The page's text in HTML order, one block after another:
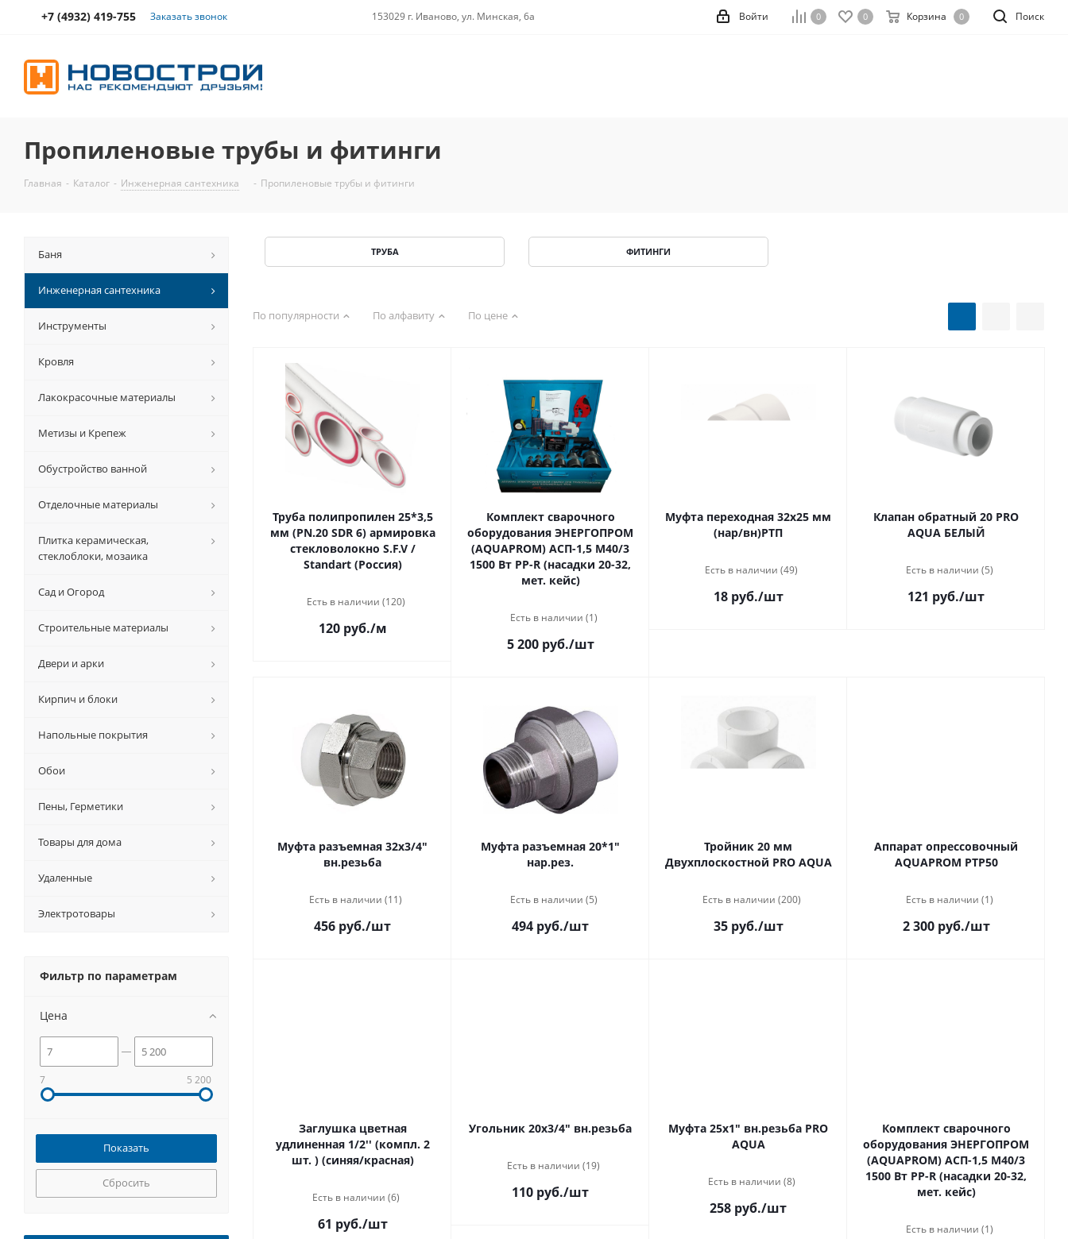
+7 (4932) 419-755 Заказать звонок 153029 г. Иваново, ул. Минская, 6а Поиск
0 0 Корзина 0
Войти
Пропиленовые трубы и фитинги
Главная - Каталог - Инженерная сантехника - Пропиленовые трубы и фитинги
ТРУБА ФИТИНГИ
По популярности По алфавиту По цене
Труба полипропилен 25*3,5
мм (PN.20 SDR 6) армировка
стекловолокно S.F.V /
Standart (Россия)
Есть в наличии (120)
120 руб./м
Комплект сварочного
оборудования ЭНЕРГОПРОМ
(AQUAPROM) АСП-1,5 М40/3
1500 Вт PP-R (насадки 20-32,
мет. кейс)
Есть в наличии (1)
5 200 руб./шт
Муфта переходная 32х25 мм
(нар/вн)РТП
Есть в наличии (49)
18 руб./шт
Клапан обратный 20 PRO
AQUA БЕЛЫЙ
Есть в наличии (5)
121 руб./шт
Муфта разъемная 32х3/4"
вн.резьба
Есть в наличии (11)
456 руб./шт
Муфта разъемная 20*1"
нар.рез.
Есть в наличии (5)
494 руб./шт
Тройник 20 мм
Двухплоскостной PRO AQUA
Есть в наличии (200)
35 руб./шт
Аппарат опрессовочный
AQUAPROM PTP50
Есть в наличии (1)
2 300 руб./шт
Заглушка цветная
удлиненная 1/2'' (компл. 2
шт. ) (синяя/красная)
Есть в наличии (6)
61 руб./шт
Угольник 20х3/4" вн.резьба
Есть в наличии (19)
110 руб./шт
Муфта 25х1" вн.резьба PRO
AQUA
Есть в наличии (8)
258 руб./шт
Комплект сварочного
оборудования ЭНЕРГОПРОМ
(AQUAPROM) АСП-1,5 М40/3
1500 Вт PP-R (насадки 20-32,
мет. кейс)
Есть в наличии (1)
Баня
Инженерная сантехника
Инструменты
Кровля
Лакокрасочные материалы
Метизы и Крепеж
Обустройство ванной
Отделочные материалы
Плитка керамическая,
стеклоблоки, мозаика
Сад и Огород
Строительные материалы
Двери и арки
Кирпич и блоки
Напольные покрытия
Обои
Пены, Герметики
Товары для дома
Удаленные
Электротовары
Фильтр по параметрам
Цена
7 5 200
Сбросить